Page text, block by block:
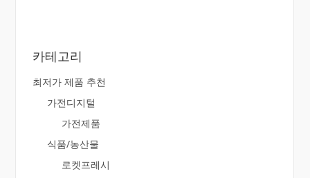
카테고리
최저가 제품 추천
가전디지털
가전제품
식품/농산물
로켓프레시